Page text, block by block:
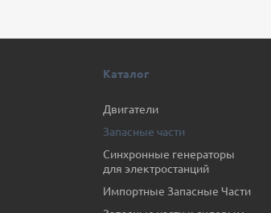
Каталог
Двигатели
Запасные части
Синхронные генераторы
для электростанций
Импортные Запасные Части